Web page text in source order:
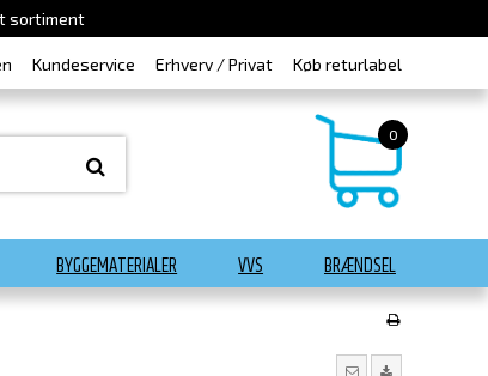
sortiment
Kundeservice Erhverv / Privat Køb returlabel
0
BYGGEMATERIALER VVS BRÆNDSEL